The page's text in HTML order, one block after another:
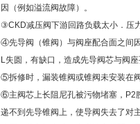
因（例如溢流阀故障）。
③CKD减压阀下游回路负载太小．压
④先导阀（锥阀）与阀座配合面之间
L失圆，有缺口，造成先导阀芯与阀座
⑤拆修时，漏装锥阀或锥阀未安装在
⑥主阀芯上长阻尼孔被污物堵塞，P2
递不到先导锥阀上，使导阀失去了对